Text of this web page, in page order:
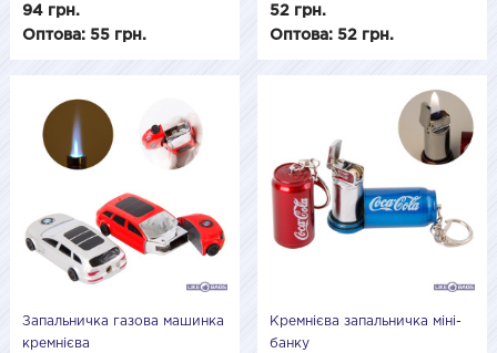
94 грн.
Оптова: 55 грн.
52 грн.
Оптова: 52 грн.
Запальничка газова машинка
кремнієва
Кремнієва запальничка міні-
банку